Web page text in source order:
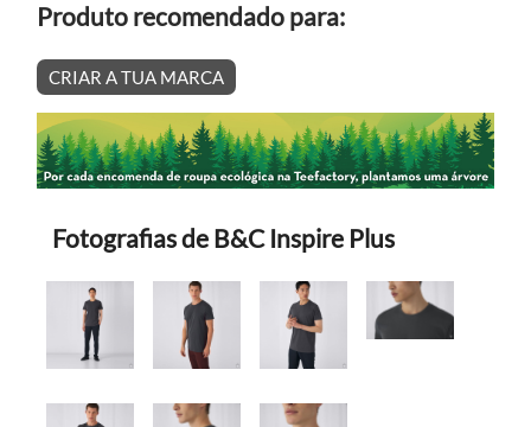
Produto recomendado para:
CRIAR A TUA MARCA
Fotografias de B&C Inspire Plus